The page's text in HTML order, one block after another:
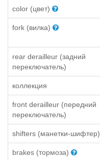
color (цвет)
fork (вилка)
rear derailleur (задний
переключатель)
коллекция
front derailleur (передний
переключатель)
shifters (манетки-шифтер)
brakes (тормоза)